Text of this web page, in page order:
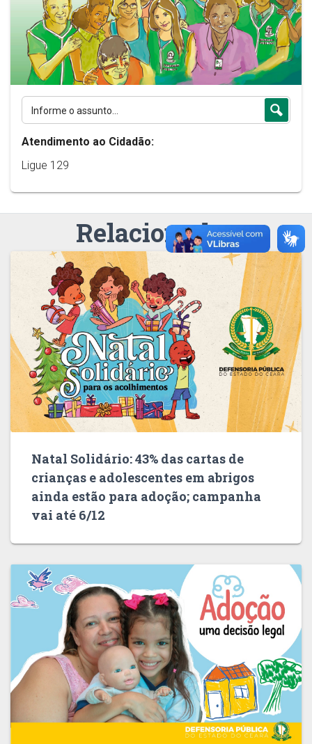
Atendimento ao Cidadão:
Ligue 129
Relacionados
Natal Solidário: 43% das cartas de
crianças e adolescentes em abrigos
ainda estão para adoção; campanha
vai até 6/12